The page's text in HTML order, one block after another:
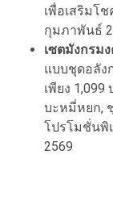
เพื่อเสริมโ
กุมภาพันธ์
เซตมังกรม
แบบชุดอลัง
เพียง 1,099
บะหมี่หยก,
โปรโมชั่นพิ
2569